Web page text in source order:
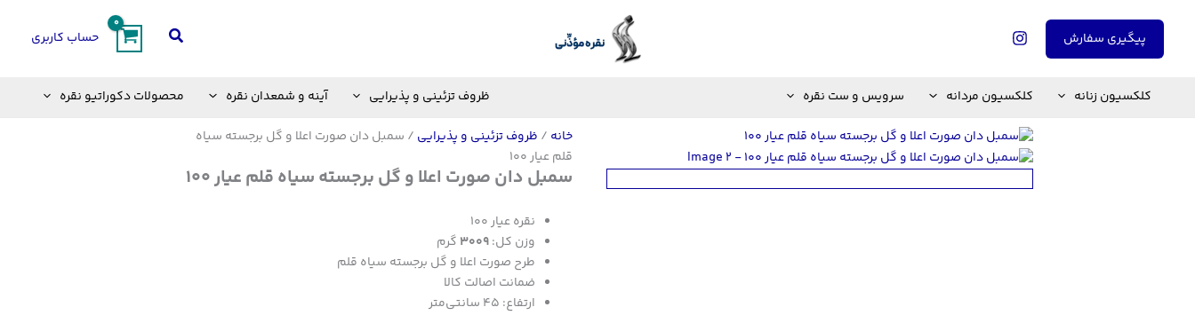
پیگیری سفارش جستجو حساب کاربری
کلکسیون زنانه کلکسیون مردانه سرویس و ست نقره ظروف تزئینی و پذیرایی آینه و شمعدان نقره محصولات دکوراتیو نقره
خانه / ظروف تزئینی و پذیرایی / سمبل دان صورت اعلا و گل برجسته سیاه
قلم عیار ۱۰۰
سمبل دان صورت اعلا و گل برجسته سیاه قلم عیار ۱۰۰
نقره عیار ۱۰۰
وزن کل:۳۰۰۹ گرم
طرح صورت اعلا و گل برجسته سیاه قلم
ضمانت اصالت کالا
ارتفاع: ۴۵ سانتی‌متر